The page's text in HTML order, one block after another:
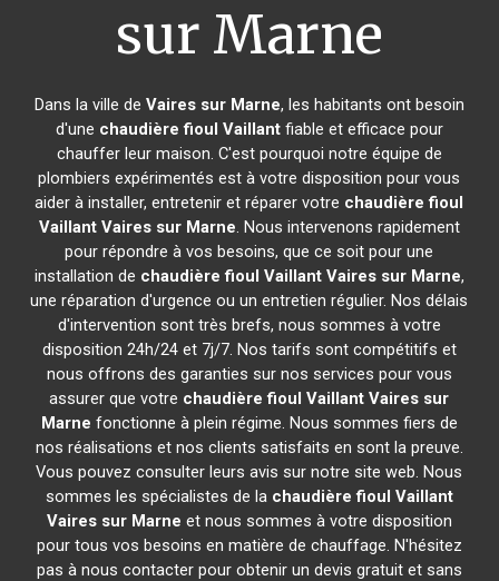
sur Marne
Dans la ville de Vaires sur Marne, les habitants ont besoin
d'une chaudière fioul Vaillantfiable et efficace pour
chauffer leur maison. C'est pourquoi notre équipe de
plombiers expérimentés est à votre disposition pour vous
aider à installer, entretenir et réparer votre chaudière fioul
Vaillant Vaires sur Marne. Nous intervenons rapidement
pour répondre à vos besoins, que ce soit pour une
installation de chaudière fioul Vaillant Vaires sur Marne,
une réparation d'urgence ou un entretien régulier. Nos délais
d'intervention sont très brefs, nous sommes à votre
disposition 24h/24 et 7j/7. Nos tarifs sont compétitifs et
nous offrons des garanties sur nos services pour vous
assurer que votre chaudière fioul Vaillant Vaires sur
Marne fonctionne à plein régime. Nous sommes fiers de
nos réalisations et nos clients satisfaits en sont la preuve.
Vous pouvez consulter leurs avis sur notre site web. Nous
sommes les spécialistes de la chaudière fioul Vaillant
Vaires sur Marne et nous sommes à votre disposition
pour tous vos besoins en matière de chauffage. N'hésitez
pas à nous contacter pour obtenir un devis gratuit et sans